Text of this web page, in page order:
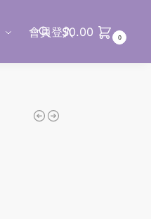
會員登入
$0.00 0